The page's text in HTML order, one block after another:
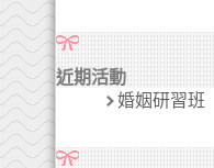
近期活動
婚姻研習班